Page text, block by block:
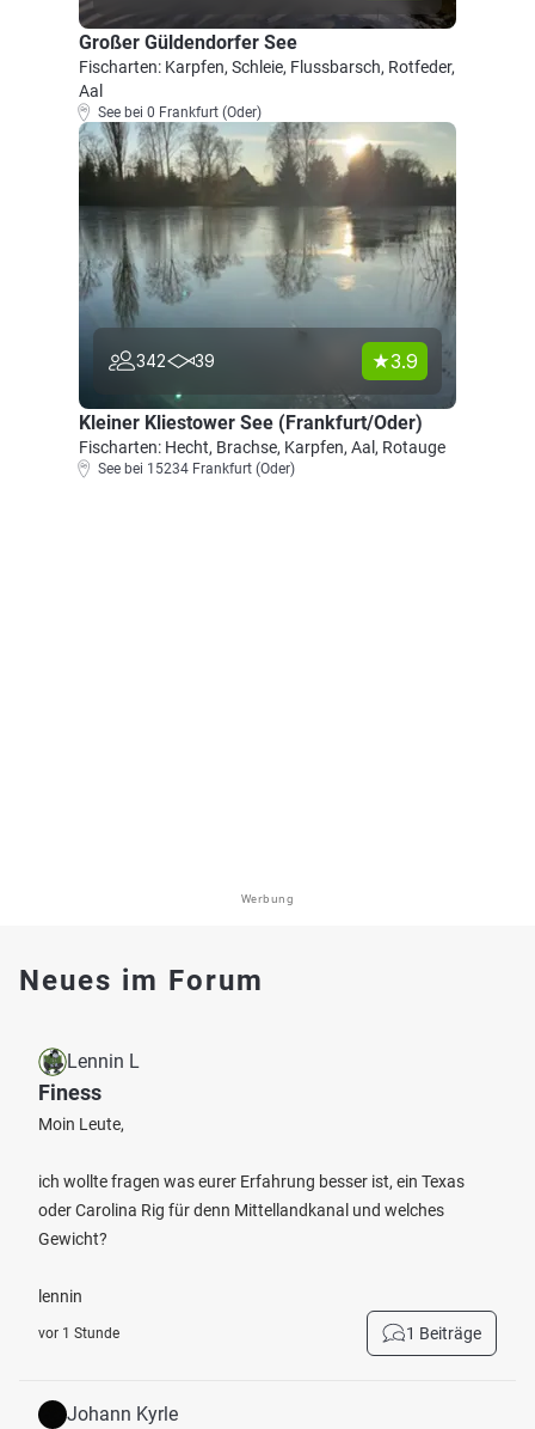
Großer Güldendorfer See
Fischarten: Karpfen, Schleie, Flussbarsch, Rotfeder,
Aal
See bei 0 Frankfurt (Oder)
342 39 3.9
Kleiner Kliestower See (Frankfurt/Oder)
Fischarten: Hecht, Brachse, Karpfen, Aal, Rotauge
See bei 15234 Frankfurt (Oder)
Werbung
Neues im Forum
Lennin L
Finess
Moin Leute,
ich wollte fragen was eurer Erfahrung besser ist, ein Texas
oder Carolina Rig für denn Mittellandkanal und welches
Gewicht?
lennin
vor 1 Stunde 1 Beiträge
Johann Kyrle